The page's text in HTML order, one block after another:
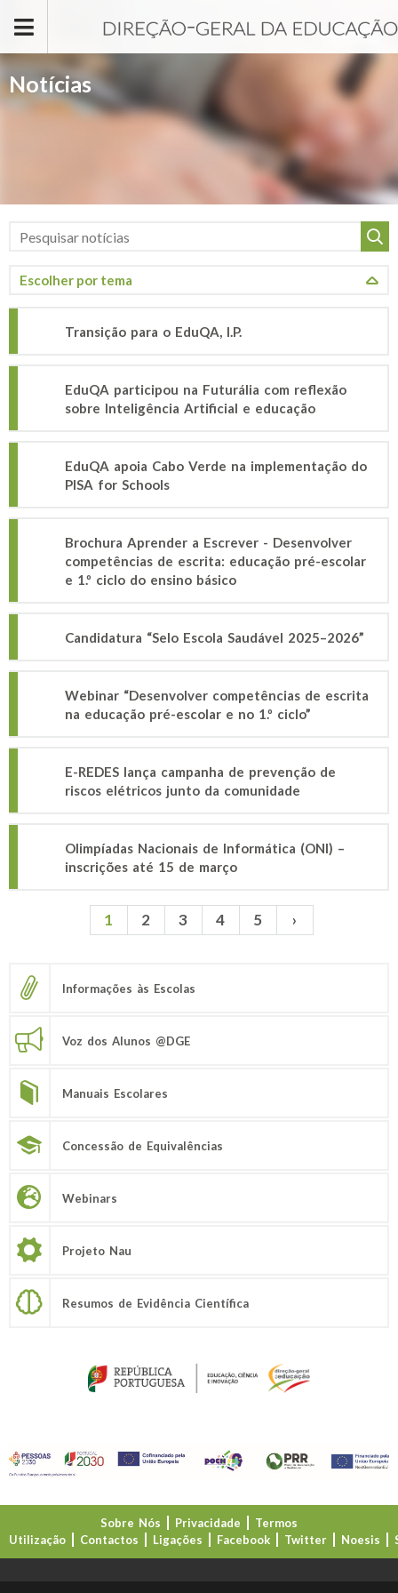
Notícias
Transição para o EduQA, I.P.
EduQA participou na Futurália com reflexão
sobre Inteligência Artificial e educação
EduQA apoia Cabo Verde na implementação do
PISA for Schools
Brochura Aprender a Escrever - Desenvolver
competências de escrita: educação pré-escolar
e 1.º ciclo do ensino básico
Candidatura “Selo Escola Saudável 2025–2026”
Webinar “Desenvolver competências de escrita
na educação pré-escolar e no 1.º ciclo”
E-REDES lança campanha de prevenção de
riscos elétricos junto da comunidade
Olimpíadas Nacionais de Informática (ONI) –
inscrições até 15 de março
1 2 3 4 5 ›
Informações às Escolas
Voz dos Alunos @DGE
Manuais Escolares
Concessão de Equivalências
Webinars
Projeto Nau
Resumos de Evidência Científica
Sobre Nós Privacidade
Termos
Utilização
Contactos Ligações Facebook Twitter Noesis